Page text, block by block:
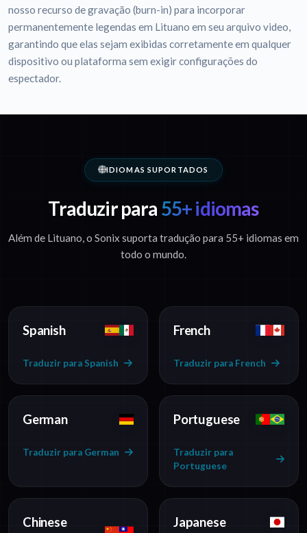
nosso recurso de gravação (burn-in) para incorporar
permanentemente legendas em Lituano em seu arquivo video,
garantindo que elas sejam exibidas corretamente em qualquer
dispositivo ou plataforma sem exigir configurações do
espectador.
IDIOMAS SUPORTADOS
Traduzir para 55+ idiomas
Além de Lituano, o Sonix suporta tradução para 55+ idiomas em
todo o mundo.
Spanish
Traduzir para Spanish
French
Traduzir para French
German
Traduzir para German
Portuguese
Traduzir para
Portuguese
Chinese
Japanese